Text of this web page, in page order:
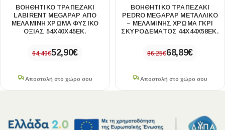
ΒΟΗΘΗΤΙΚΌ ΤΡΑΠΕΖΆΚΙ
LABIRENT MEGAPAP ΑΠΌ
ΜΕΛΑΜΊΝΗ ΧΡΏΜΑ ΦΥΣΙΚΌ
ΟΞΙΆΣ 54X40X45ΕΚ.
64,40€52,90€
Αποστολή στο χώρο σου
ΒΟΗΘΗΤΙΚΌ ΤΡΑΠΕΖΆΚΙ
PEDRO MEGAPAP ΜΕΤΑΛΛΙΚΌ
– ΜΕΛΑΜΊΝΗΣ ΧΡΏΜΑ ΓΚΡΙ
ΣΚΥΡΟΔΈΜΑΤΟΣ 44X44X58ΕΚ.
86,25€68,89€
Αποστολή στο χώρο σου